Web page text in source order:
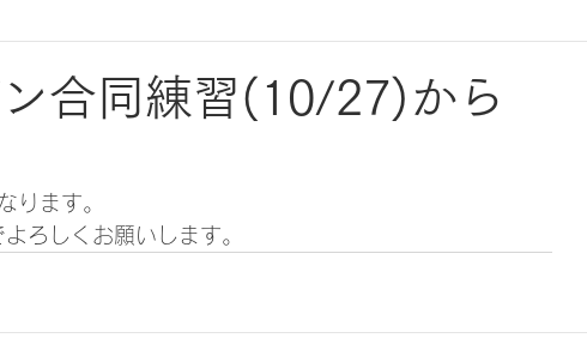
ン合同練習(10/27)から
ります。
ろしくお願いします。